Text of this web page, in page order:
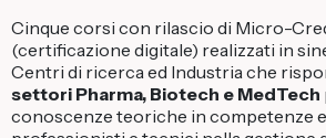
Cinque corsi con rilascio di Micro-
(certificazione digitale) realizzati in
Centri di ricerca ed Industria che
settori Pharma, Biotech e MedTech
conoscenze teoriche in competenze